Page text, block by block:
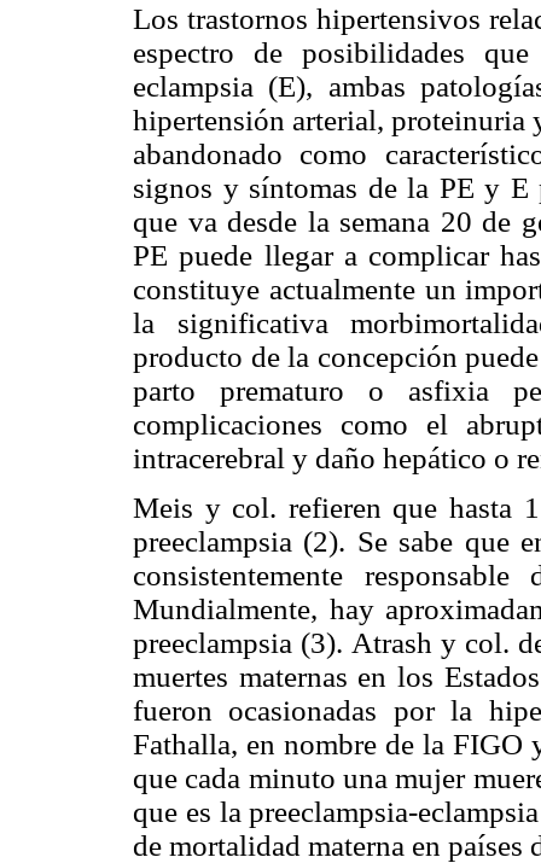
Los trastornos hipertensivos
espectro de posibilidades
eclampsia (E), ambas
hipertensión arterial, proteinuria
abandonado como
signos y síntomas de la PE y E
que va desde la semana 20 de
PE puede llegar a complicar
constituye actualmente un
la significativa
producto de la concepción
parto prematuro o asfixia
complicaciones como el
intracerebral y daño hepático o
Meis y col. refieren que hasta
preeclampsia (2). Se sabe que
consistentemente
Mundialmente, hay
preeclampsia (3). Atrash y col.
muertes maternas en los
fueron ocasionadas por la
Fathalla, en nombre de la FIGO
que cada minuto una mujer
que es la preeclampsia-
de mortalidad materna en países